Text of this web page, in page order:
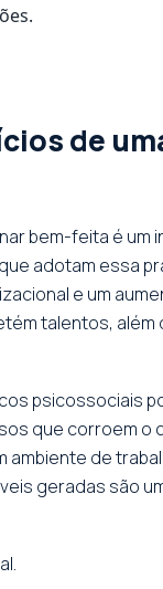
de
bem-feita é
adotam essa
e um
talentos,
psicossociais
que corroem o
ambiente de
geradas são